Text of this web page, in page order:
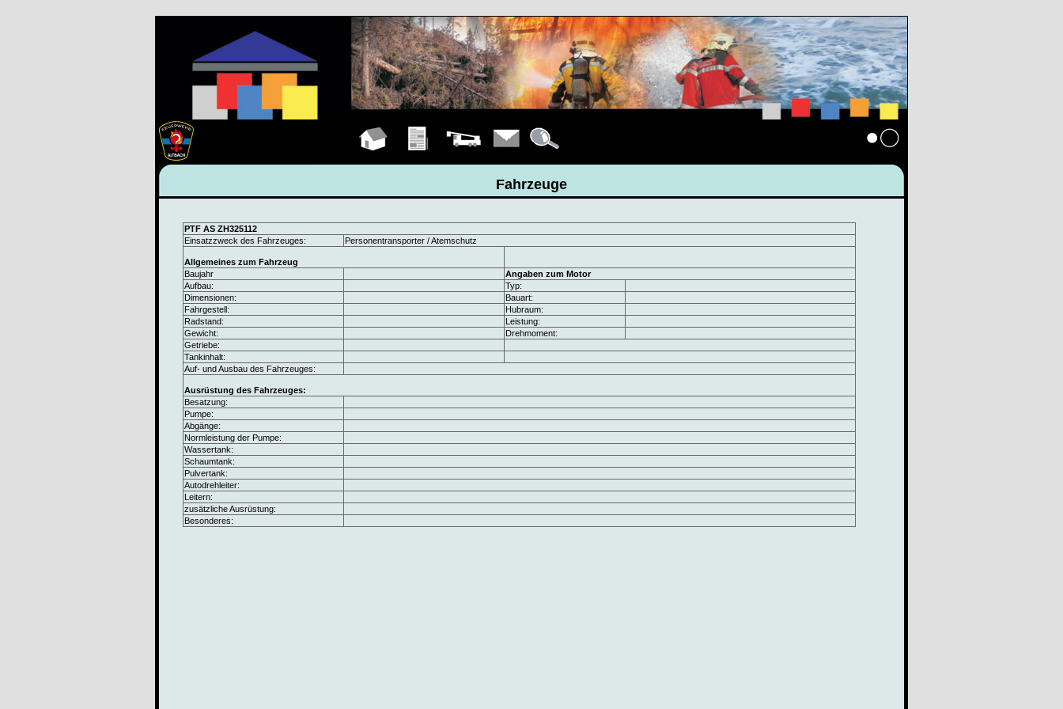
Fahrzeuge
PTF AS ZH325112
Einsatzzweck des Fahrzeuges:
Personentransporter / Atemschutz
Allgemeines zum Fahrzeug
Baujahr
Angaben zum Motor
Aufbau:
Typ:
Dimensionen:
Bauart:
Fahrgestell:
Hubraum:
Radstand:
Leistung:
Gewicht:
Drehmoment:
Getriebe:
Tankinhalt:
Auf- und Ausbau des Fahrzeuges:
Ausrüstung des Fahrzeuges:
Besatzung:
Pumpe:
Abgänge:
Normleistung der Pumpe:
Wassertank:
Schaumtank:
Pulvertank:
Autodrehleiter:
Leitern:
zusätzliche Ausrüstung:
Besonderes: